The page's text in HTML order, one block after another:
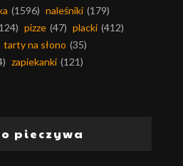
(1596) naleśniki (179)
pizze (47) placki (412)
tarty na słono (35)
zapiekanki (121)
pieczywa